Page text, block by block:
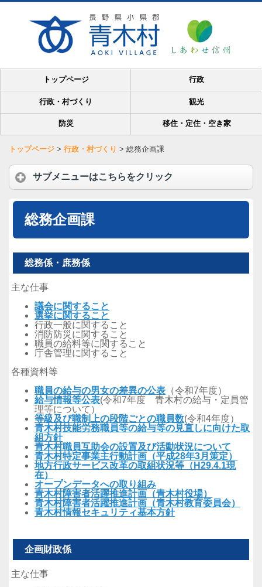
トップページ 行政
行政・村づくり 観光
防災 移住・定住・空き家
トップページ > 行政・村づくり > 総務企画課
サブメニューはこちらをクリック
総務企画課
総務係・庶務係
主な仕事
議会に関すること
選挙に関すること
行政一般に関すること
消防防災に関すること
職員の給料等に関すること
庁舎管理に関すること
各種資料等
職員の給与の男女の差異の公表 （令和7年度）
給与情報等公表(令和7年度 青木村の給与・定員管
理等について）
等級及び職制上の段階ごとの職員数(令和4年度）
青木村技能労務職員等の給与等の見直しに向けた取
組方針
青木村職員互助会の設置及び活動状況について
青木村特定事業主行動計画（平成28年3月策定）
地方行政サービス改革の取組状況等（H29.4.1現
在）
オープンデータへの取り組み
青木村障害者活躍推進計画（青木村役場）
青木村障害者活躍推進計画（青木村教育委員会）
青木村情報セキュリティ基本方針
企画財政係
主な仕事